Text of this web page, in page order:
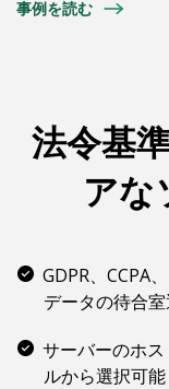
事例を読む
法令基
アな
GDPR、CCPA
データの待合
サーバーのホ
ルから選択可能